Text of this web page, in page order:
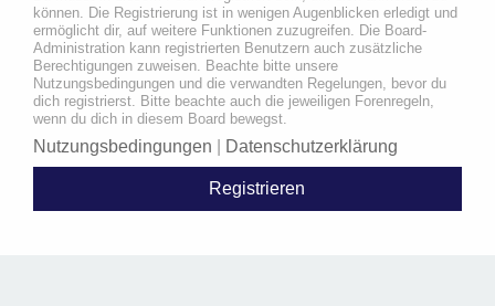
können. Die Registrierung ist in wenigen Augenblicken erledigt und
ermöglicht dir, auf weitere Funktionen zuzugreifen. Die Board-
Administration kann registrierten Benutzern auch zusätzliche
Berechtigungen zuweisen. Beachte bitte unsere
Nutzungsbedingungen und die verwandten Regelungen, bevor du
dich registrierst. Bitte beachte auch die jeweiligen Forenregeln,
wenn du dich in diesem Board bewegst.
Nutzungsbedingungen Datenschutzerklärung
Registrieren